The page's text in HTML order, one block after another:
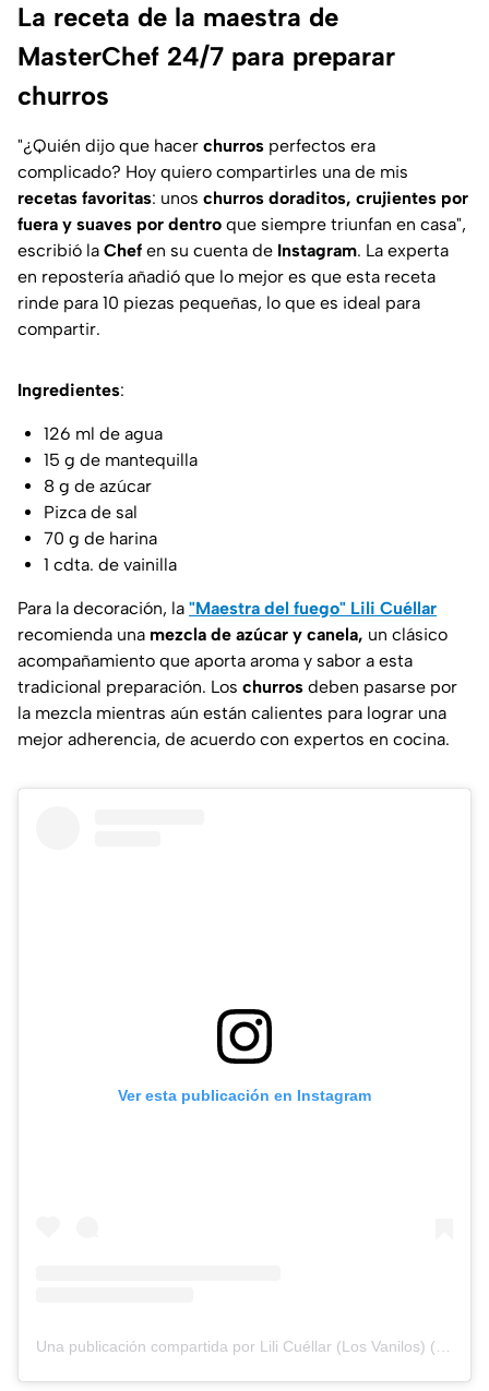
La receta de la maestra de
MasterChef 24/7 para preparar
churros
"¿Quién dijo que hacer churros perfectos era
complicado? Hoy quiero compartirles una de mis
recetas favoritas: unos churros doraditos, crujientes por
fuera y suaves por dentro que siempre triunfan en casa",
escribió la Chef en su cuenta de Instagram. La experta
en repostería añadió que lo mejor es que esta receta
rinde para 10 piezas pequeñas, lo que es ideal para
compartir.
Ingredientes:
126 ml de agua
15 g de mantequilla
8 g de azúcar
Pizca de sal
70 g de harina
1 cdta. de vainilla
Para la decoración, la "Maestra del fuego" Lili Cuéllar
recomienda una mezcla de azúcar y canela, un clásico
acompañamiento que aporta aroma y sabor a esta
tradicional preparación. Los churros deben pasarse por
la mezcla mientras aún están calientes para lograr una
mejor adherencia, de acuerdo con expertos en cocina.
Ver esta publicación en Instagram